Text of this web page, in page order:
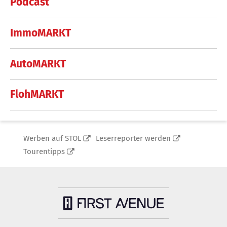
ImmoMARKT
AutoMARKT
FlohMARKT
Werben auf STOL
Leserreporter werden
Tourentipps